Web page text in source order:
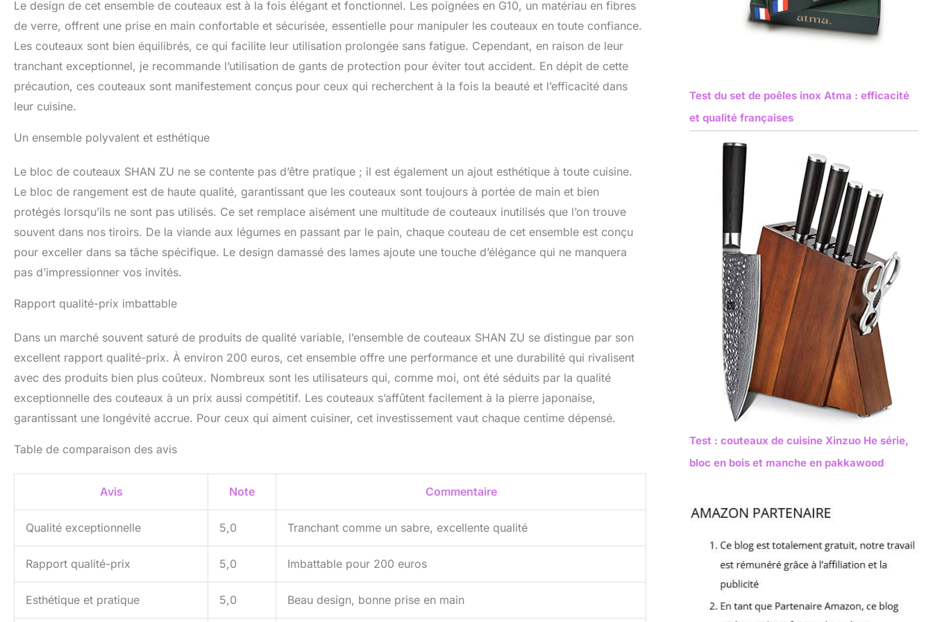
Le design de cet ensemble de couteaux est à la fois élégant et fonctionnel. Les poignées en G10, un matériau en fibres
de verre, offrent une prise en main confortable et sécurisée, essentielle pour manipuler les couteaux en toute confiance.
Les couteaux sont bien équilibrés, ce qui facilite leur utilisation prolongée sans fatigue. Cependant, en raison de leur
tranchant exceptionnel, je recommande l’utilisation de gants de protection pour éviter tout accident. En dépit de cette
précaution, ces couteaux sont manifestement conçus pour ceux qui recherchent à la fois la beauté et l’efficacité dans
leur cuisine.
Un ensemble polyvalent et esthétique
Le bloc de couteaux SHAN ZU ne se contente pas d’être pratique ; il est également un ajout esthétique à toute cuisine.
Le bloc de rangement est de haute qualité, garantissant que les couteaux sont toujours à portée de main et bien
protégés lorsqu’ils ne sont pas utilisés. Ce set remplace aisément une multitude de couteaux inutilisés que l’on trouve
souvent dans nos tiroirs. De la viande aux légumes en passant par le pain, chaque couteau de cet ensemble est conçu
pour exceller dans sa tâche spécifique. Le design damassé des lames ajoute une touche d’élégance qui ne manquera
pas d’impressionner vos invités.
Rapport qualité-prix imbattable
Dans un marché souvent saturé de produits de qualité variable, l’ensemble de couteaux SHAN ZU se distingue par son
excellent rapport qualité-prix. À environ 200 euros, cet ensemble offre une performance et une durabilité qui rivalisent
avec des produits bien plus coûteux. Nombreux sont les utilisateurs qui, comme moi, ont été séduits par la qualité
exceptionnelle des couteaux à un prix aussi compétitif. Les couteaux s’affûtent facilement à la pierre japonaise,
garantissant une longévité accrue. Pour ceux qui aiment cuisiner, cet investissement vaut chaque centime dépensé.
Table de comparaison des avis
Avis Note Commentaire
Qualité exceptionnelle 5,0 Tranchant comme un sabre, excellente qualité
Rapport qualité-prix 5,0 Imbattable pour 200 euros
Esthétique et pratique 5,0 Beau design, bonne prise en main
Test du set de poêles inox Atma : efficacité
et qualité françaises
Test : couteaux de cuisine Xinzuo He série,
bloc en bois et manche en pakkawood